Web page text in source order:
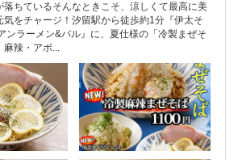
落ちているそんなときこそ、涼しくて最高に美
気をチャージ！汐留駅から徒歩約1分『伊太そ
ンラーメン&バル』に、夏仕様の「冷製まぜそ
麻辣・アボ...